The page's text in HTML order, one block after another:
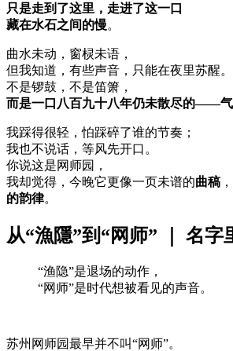
只是走到了这里，走进了这一口
藏在水石之间的慢。
曲水未动，窗棂未语，
但我知道，有些声音，只能在夜里苏醒。
不是锣鼓，不是笛箫，
而是一口八百九十八年仍未散尽的——气
我踩得很轻，怕踩碎了谁的节奏；
我也不说话，等风先开口。
你说这是网师园，
我却觉得，今晚它更像一页未谱的曲稿 ，
的韵律。
从“漁隱”到“网师” ｜ 名字
“渔隐”是退场的动作，
“网师”是时代想被看见的声音。
苏州网师园最早并不叫“网师”。